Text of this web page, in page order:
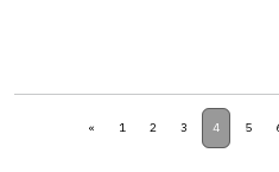
« 1 2 3 4 5